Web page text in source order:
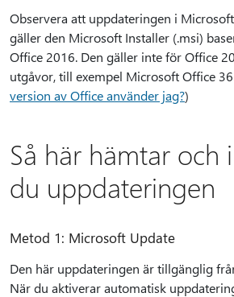
Observera att uppdateringen i
gäller den Microsoft Installer (.msi)
Office 2016. Den gäller inte för Office
utgåvor, till exempel Microsoft Office
version av Office använder jag?)
Så här hämtar och
du uppdateringen
Metod 1: Microsoft Update
Den här uppdateringen är tillgänglig
När du aktiverar automatisk